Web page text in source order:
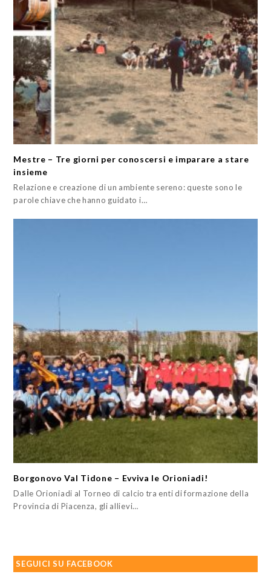
Mestre – Tre giorni per conoscersi e imparare a stare
insieme
Relazione e creazione di un ambiente sereno: queste sono le
parole chiave che hanno guidato i…
Borgonovo Val Tidone – Evviva le Orioniadi!
Dalle Orioniadi al Torneo di calcio tra enti di formazione della
Provincia di Piacenza, gli allievi…
SEGUICI SU FACEBOOK